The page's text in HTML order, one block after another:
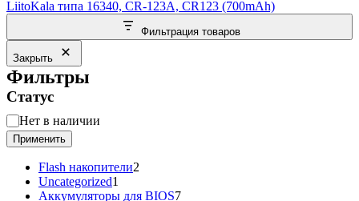
LiitoKala типа 16340, CR-123A, CR123 (700mAh)
Фильтрация товаров
Закрыть
Фильтры
Статус
Статус
Нет в наличии
Применить
Flash накопители2
Uncategorized1
товар
Аккумуляторы для BIOS77